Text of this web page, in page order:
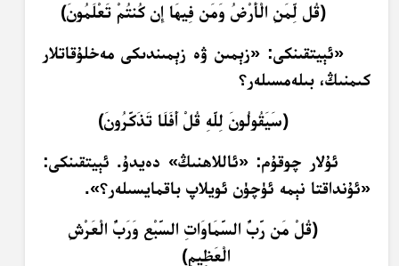
﴿قُل لِّمَنِ الْأَرْضُ وَمَن فِيهَا إِن كُنتُمْ تَعْلَمُونَ﴾
«ئېيتقىنكى: «زېمىن ۋە زېمىندىكى مەخلۇقاتلار
كىمنىڭ، بىلەمسىلەر؟
﴿سَيَقُولُونَ لِلَّهِ قُلْ أَفَلَا تَذَكَّرُونَ﴾
ئۇلار چوقۇم: «ئاللاھنىڭ» دەيدۇ. ئېيتقىنكى:
«ئۇنداقتا نېمە ئۈچۈن ئويلاپ باقمايسىلەر؟».
﴿قُلْ مَن رَّبُّ السَّمَاوَاتِ السَّبْعِ وَرَبُّ الْعَرْشِ
الْعَظِيمِ﴾